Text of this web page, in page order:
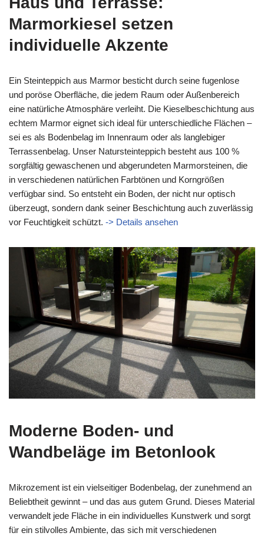
Marmorkiesel setzen
individuelle Akzente
Ein Steinteppich aus Marmor besticht durch seine fugenlose
und poröse Oberfläche, die jedem Raum oder Außenbereich
eine natürliche Atmosphäre verleiht. Die Kieselbeschichtung aus
echtem Marmor eignet sich ideal für unterschiedliche Flächen –
sei es als Bodenbelag im Innenraum oder als langlebiger
Terrassenbelag. Unser Natursteinteppich besteht aus 100 %
sorgfältig gewaschenen und abgerundeten Marmorsteinen, die
in verschiedenen natürlichen Farbtönen und Korngrößen
verfügbar sind. So entsteht ein Boden, der nicht nur optisch
überzeugt, sondern dank seiner Beschichtung auch zuverlässig
vor Feuchtigkeit schützt. -> Details ansehen
Moderne Boden- und
Wandbeläge im Betonlook
Mikrozement ist ein vielseitiger Bodenbelag, der zunehmend an
Beliebtheit gewinnt – und das aus gutem Grund. Dieses Material
verwandelt jede Fläche in ein individuelles Kunstwerk und sorgt
für ein stilvolles Ambiente, das sich mit verschiedenen